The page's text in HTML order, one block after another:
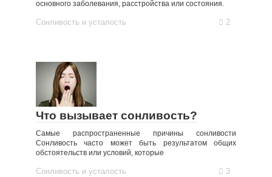
основного заболевания, расстройства или состояния.
Сонливость и усталость 2
Что вызывает сонливость?
Самые распространенные причины сонливости
Сонливость часто может быть результатом общих
обстоятельств или условий, которые
Сонливость и усталость 3